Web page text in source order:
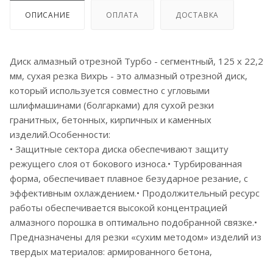
ОПИСАНИЕ ОПЛАТА ДОСТАВКА
Диск алмазный отрезной Турбо - сегментный, 125 х 22,2
мм, сухая резка Вихрь - это алмазный отрезной диск,
который используется совместно с угловыми
шлифмашинами (болгарками) для сухой резки
гранитных, бетонных, кирпичных и каменных
изделий.Особенности:
• Защитные сектора диска обеспечивают защиту
режущего слоя от бокового износа.• Турбированная
форма, обеспечивает плавное безударное резание, с
эффективным охлаждением.• Продолжительный ресурс
работы обеспечивается высокой концентрацией
алмазного порошка в оптимально подобранной связке.•
Предназначены для резки «сухим методом» изделий из
твердых материалов: армированного бетона,